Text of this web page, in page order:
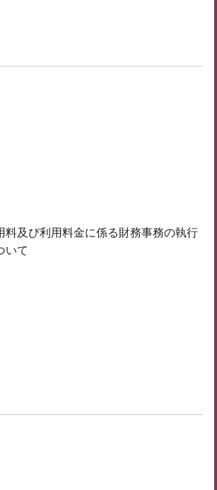
料及び利用料金に係る財務事務の執行
いて